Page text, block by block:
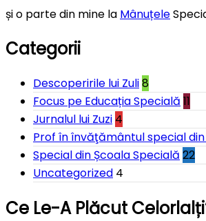
și o parte din mine la Mânuțele
Categorii
Descoperirile lui Zuli8
Focus pe Educația Specială 11
Jurnalul lui Zuzi 4
Prof în învăţământul special
Special din Școala Specială 22
Uncategorized 4
Ce Le-A Plăcut